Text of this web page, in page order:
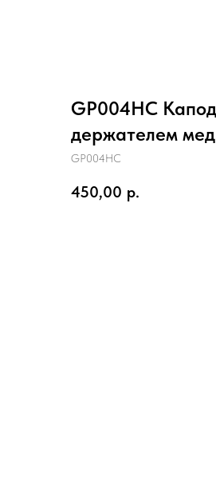
GP004HC
держателем
GP004HC
450,00 р.